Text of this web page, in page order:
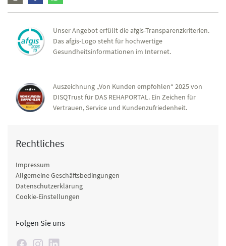
Unser Angebot erfüllt die afgis-Transparenzkriterien.
Das afgis-Logo steht für hochwertige
Gesundheitsinformationen im Internet.
Auszeichnung „Von Kunden empfohlen“ 2025 von
DISQTrust für DAS REHAPORTAL. Ein Zeichen für
Vertrauen, Service und Kundenzufriedenheit.
Rechtliches
Impressum
Allgemeine Geschäftsbedingungen
Datenschutzerklärung
Cookie-Einstellungen
Folgen Sie uns